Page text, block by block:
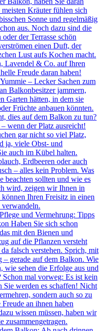
Kräuter fühlen sich
Sonne und regelmäßig
aus. Noch dazu sind die
der Terrasse schön
einen Duft, der
Lust aufs Kochen macht.
Lavendel & Co. auf Ihren
Freude daran haben!
Yummie – Lecker Sachen zum
Balkonbesitzer jammern,
Garten hätten, in dem sie
Früchte anbauen könnten.
dies auf dem Balkon zu tun?
wenn der Platz ausreicht!
gar nicht so viel Platz,
ja, viele Obst- und
auch im Kübel halten.
Erdbeeren oder auch
– alles kein Problem. Was
beachten sollten und wie es
wird, zeigen wir Ihnen in
Ihren Freisitz in einen
Pflege und Vermehrung: Tipps
Haben Sie sich schon
mit den Bienen und
auf die Pflanzen versteht
falsch verstehen. Sprich, mit
– gerade auf dem Balkon. Wie
wie sehen die Erfolge aus und
Schon mal vorweg: Es ist kein
Sie werden es schaffen! Nicht
sondern auch so zu
an ihnen haben
wissen müssen, haben wir
zusammengetragen.